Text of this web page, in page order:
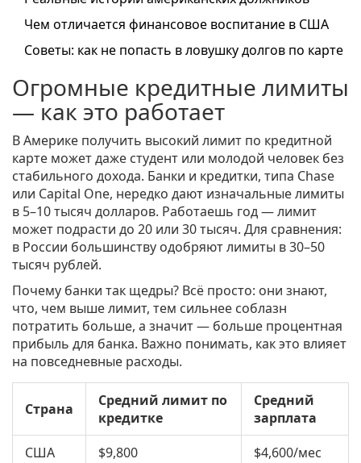
Чем отличается финансовое воспитание в США
Советы: как не попасть в ловушку долгов по карте
Огромные кредитные лимиты
— как это работает
В Америке получить высокий лимит по кредитной
карте может даже студент или молодой человек без
стабильного дохода. Банки и кредитки, типа Chase
или Capital One, нередко дают изначальные лимиты
в 5–10 тысяч долларов. Работаешь год — лимит
может подрасти до 20 или 30 тысяч. Для сравнения:
в России большинству одобряют лимиты в 30–50
тысяч рублей.
Почему банки так щедры? Всё просто: они знают,
что, чем выше лимит, тем сильнее соблазн
потратить больше, а значит — больше процентная
прибыль для банка. Важно понимать, как это влияет
на повседневные расходы.
Страна
Средний лимит по
кредитке
Средний
зарплата
США
$9,800
$4,600/мес